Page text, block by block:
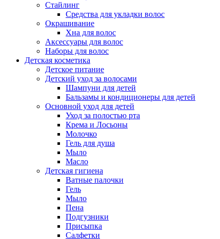
Стайлинг
Средства для укладки волос
Окрашивание
Хна для волос
Аксессуары для волос
Наборы для волос
Детская косметика
Детское питание
Детский уход за волосами
Шампуни для детей
Бальзамы и кондиционеры для детей
Основной уход для детей
Уход за полостью рта
Крема и Лосьоны
Молочко
Гель для душа
Мыло
Масло
Детская гигиена
Ватные палочки
Гель
Мыло
Пена
Подгузники
Присыпка
Салфетки